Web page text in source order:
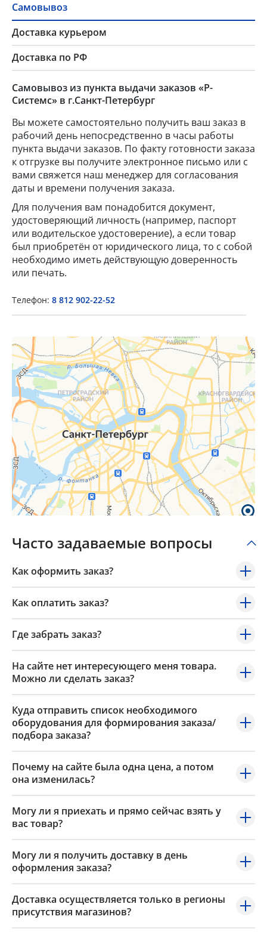
Самовывоз
Доставка курьером
Доставка по РФ
Самовывоз из пункта выдачи заказов «Р-
Системс» в г.Санкт-Петербург
Вы можете самостоятельно получить ваш заказ в
рабочий день непосредственно в часы работы
пункта выдачи заказов. По факту готовности заказа
к отгрузке вы получите электронное письмо или с
вами свяжется наш менеджер для согласования
даты и времени получения заказа.
Для получения вам понадобится документ,
удостоверяющий личность (например, паспорт
или водительское удостоверение), а если товар
был приобретён от юридического лица, то с собой
необходимо иметь действующую доверенность
или печать.
Телефон: 8 812 902-22-52
Часто задаваемые вопросы
Как оформить заказ?
Как оплатить заказ?
Где забрать заказ?
На сайте нет интересующего меня товара.
Можно ли сделать заказ?
Куда отправить список необходимого
оборудования для формирования заказа/
подбора заказа?
Почему на сайте была одна цена, а потом
она изменилась?
Могу ли я приехать и прямо сейчас взять у
вас товар?
Могу ли я получить доставку в день
оформления заказа?
Доставка осуществляется только в регионы
присутствия магазинов?
×
Popup Content